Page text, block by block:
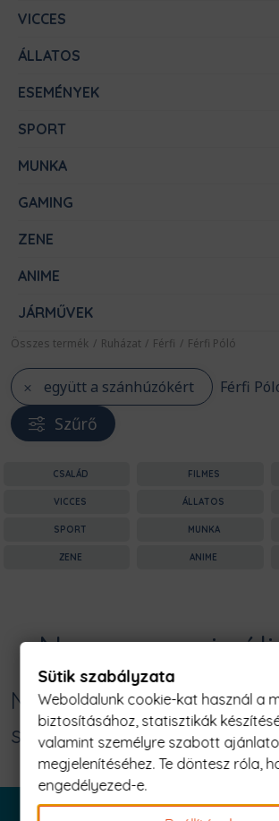
VICCES
ÁLLATOS
ESEMÉNYEK
SPORT
MUNKA
GAMING
ZENE
ANIME
JÁRMŰVEK
Összes termék / Ruházat / Férfi / Férfi Póló
együtt a szánhúzókért Férfi
Szűrő
CSALÁD FILMES
VICCES ÁLLATOS
SPORT MUNKA
ZENE ANIME
Nagyon
Nincs találat erre:
szánhúzókért Férfi Póló"
Sütik szabályzata
Weboldalunk cookie-kat használ a
biztosításához, statisztikák
valamint személyre szabott
megjelenítéséhez. Te döntesz róla,
engedélyezed-e.